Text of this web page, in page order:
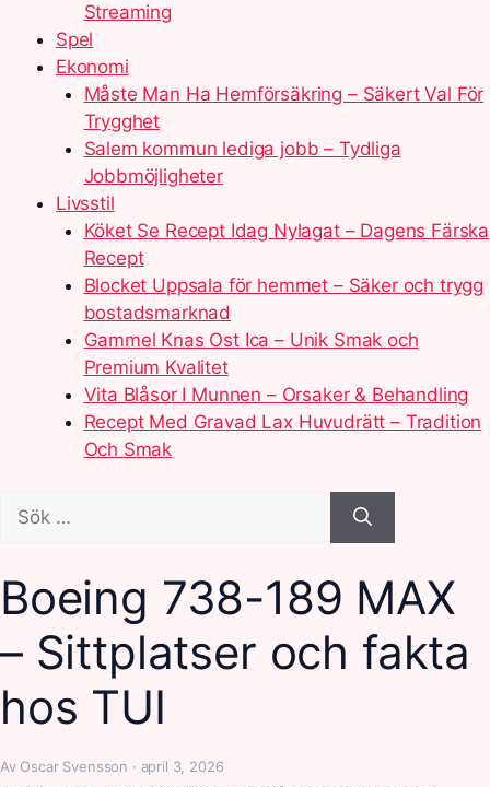
Streaming
Spel
Ekonomi
Måste Man Ha Hemförsäkring – Säkert Val För
Trygghet
Salem kommun lediga jobb – Tydliga
Jobbmöjligheter
Livsstil
Köket Se Recept Idag Nylagat – Dagens Färska
Recept
Blocket Uppsala för hemmet – Säker och trygg
bostadsmarknad
Gammel Knas Ost Ica – Unik Smak och
Premium Kvalitet
Vita Blåsor I Munnen – Orsaker & Behandling
Recept Med Gravad Lax Huvudrätt – Tradition
Och Smak
efter:
Boeing 738-189 MAX
– Sittplatser och fakta
hos TUI
Av Oscar Svensson · april 3, 2026